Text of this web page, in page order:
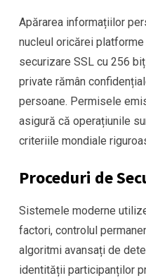
Apărarea informațiilor
nucleul oricărei
securizare SSL cu 256
private rămân
persoane. Permisele
asigură că operațiunile
criteriile mondiale
Proceduri de
Sistemele moderne
factori, controlul
algoritmi avansați de
identității participanților